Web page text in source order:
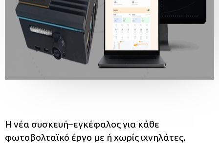
Η νέα συσκευή–εγκέφαλος για κάθε
φωτοβολταϊκό έργο με ή χωρίς ιχνηλάτες.